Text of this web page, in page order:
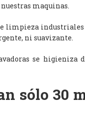
maquinas.
limpieza
ni suavizante.
se
sólo 30